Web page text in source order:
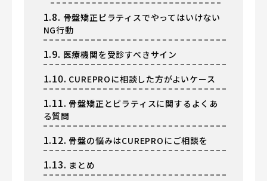
1.8. 骨盤矯正ピラティスでやってはいけない
NG行動
1.9. 医療機関を受診すべきサイン
1.10. CUREPROに相談した方がよいケース
1.11. 骨盤矯正とピラティスに関するよくあ
る質問
1.12. 骨盤の悩みはCUREPROにご相談を
1.13. まとめ